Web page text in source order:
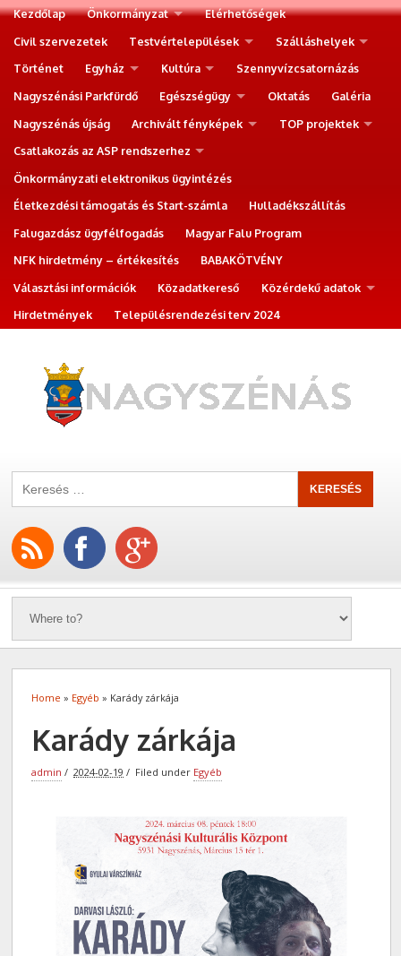
Kezdőlap Önkormányzat
Elérhetőségek
Civil szervezetek
Testvértelepülések
Szálláshelyek
Történet
Egyház Kultúra
Szennyvízcsatornázás
Nagyszénási Parkfürdő
Egészségügy Oktatás
Galéria
Nagyszénás újság
Archivált fényképek
TOP projektek
Csatlakozás az ASP rendszerhez
Önkormányzati elektronikus ügyintézés
Életkezdési támogatás és Start-számla
Hulladékszállítás
Falugazdász ügyfélfogadás
Magyar Falu Program
NFK hirdetmény – értékesítés
BABAKÖTVÉNY
Választási információk
Közadatkereső
Közérdekű adatok
Hirdetmények
Településrendezési terv 2024
Home » Egyéb » Karády zárkája
Karády zárkája
admin 2024-02-19 Filed under Egyéb